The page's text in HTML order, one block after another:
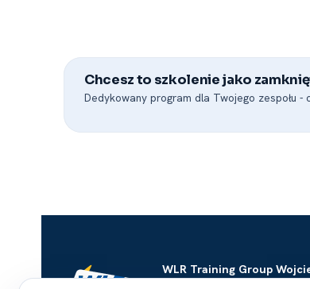
Chcesz to szkolenie jako
Dedykowany program dla Twojego zespołu -⁠
WLR Training Group